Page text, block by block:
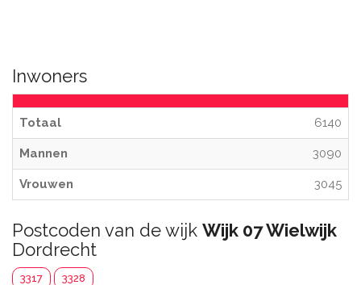
Inwoners
Totaal 6140
Mannen 3090
Vrouwen 3045
Postcoden van de wijk Wijk 07 Wielwijk
Dordrecht
3317 3328